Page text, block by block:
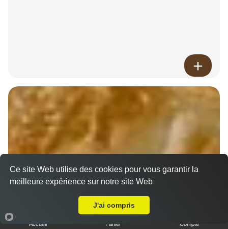
Accueil Panier Compte
Ce site Web utilise des cookies pour vous garantir la
meilleure expérience sur notre site Web
J'ai compris